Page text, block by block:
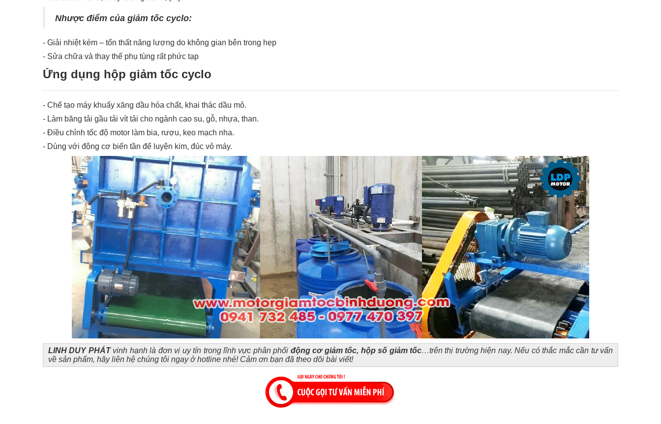
Nhược điểm của giảm tốc cyclo:
- Giải nhiệt kém – tổn thất năng lượng do không gian bên trong hẹp
- Sửa chữa và thay thế phụ tùng rất phức tạp
Ứng dụng hộp giảm tốc cyclo
- Chế tạo máy khuấy xăng dầu hóa chất, khai thác dầu mỏ.
- Làm băng tải gầu tải vít tải cho ngành cao su, gỗ, nhựa, than.
- Điều chỉnh tốc độ motor làm bia, rượu, kẹo mạch nha.
- Dùng với động cơ biến tần để luyện kim, đúc vỏ máy.
LINH DUY PHÁTvinh hạnh là đơn vị uy tín trong lĩnh vực phân phối động cơ giảm tốc, hộp số giảm tốc…trên thị trường hiện nay. Nếu có thắc mắc cần tư vấn
về sản phẩm, hãy liên hệ chúng tôi ngay ở hotline nhé! Cảm ơn bạn đã theo dõi bài viết!